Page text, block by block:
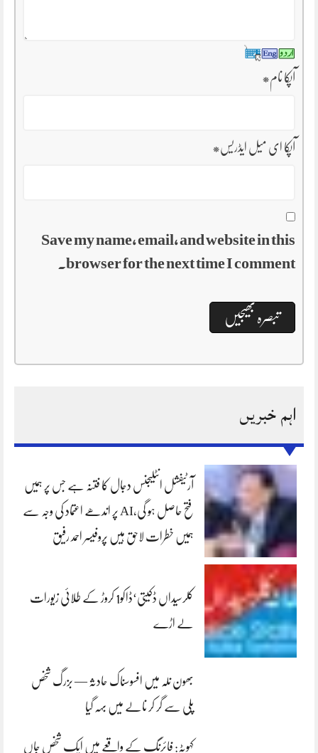
آپکا نام*
آپکا ای میل ایڈریس*
Save my name, email, and website in this
browser for the next time I comment.
اہم خبریں
آرٹیفشل انٹلیجنس دجال کا فتنہ ہے جس پر ہمیں
فتح حاصل ہو گی،AI پر اندھے اعتماد کی وجہ سے
ہمیں خطرات لاحق ہیں پروفیسر احمد رفیق
کلرسیداں ڈکیتی‘ڈاکو1 کروڑ کے طلائی زیورات
لے اڑے
بھون نلہ میں افسوسناک حادثہ — بزرگ شخص
پلی سے گر کر نالے میں بہہ گیا
کہوٹہ: فائرنگ کے واقعے میں ایک شخص جاں